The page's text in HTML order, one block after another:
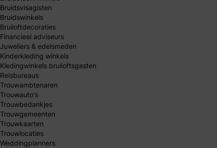
Bruidsvisagisten
Bruidswinkels
Bruiloftdecoraties
Financieel adviseurs
Juweliers & edelsmeden
Kinderkleding winkels
Kledingwinkels bruiloftsgasten
Reisbureaus
Trouwambtenaren
Trouwauto's
Trouwbedankjes
Trouwgemeenten
Trouwkaarten
Trouwlocaties
Weddingplanners